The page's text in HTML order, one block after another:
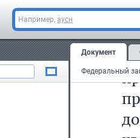
Например, аусн
Документ